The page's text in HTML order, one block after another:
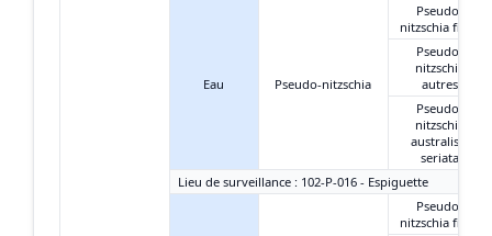
Eau Pseudo-nitzschia
Pseudo-
nitzschia fines
Pseudo-
nitzschia
autres
Pseudo-
nitzschia
australis +
seriata
Lieu de surveillance : 102-P-016 - Espiguette
Pseudo-
nitzschia fines